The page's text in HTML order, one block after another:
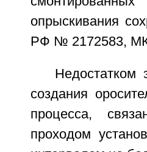
опрыскивания
РФ № 2172583,
Недостатком
создания
процесса,
проходом